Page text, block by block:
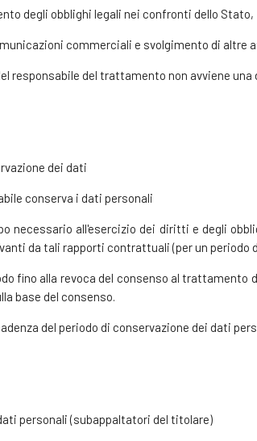
degli obblighi legali nei confronti dello Stato,
commerciali e svolgimento di altre
responsabile del trattamento non avviene
dei dati
conserva i dati personali
necessario all'esercizio dei diritti e degli
da tali rapporti contrattuali (per un periodo
fino alla revoca del consenso al trattamento
base del consenso.
del periodo di conservazione dei dati
personali (subappaltatori del titolare)